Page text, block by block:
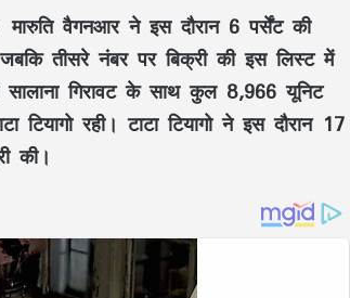
वैगनआर ने इस दौरान 6 पर्सेंट की
तीसरे नंबर पर बिक्री की इस लिस्ट में
गिरावट के साथ कुल 8,966 यूनिट
रही। टाटा टियागो ने इस दौरान 17
की।